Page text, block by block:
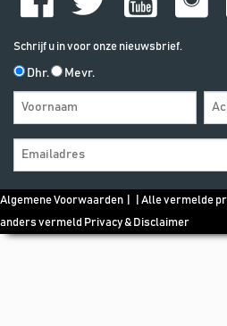
Schrijf u in voor onze nieuwsbrief.
Dhr. Mevr.
Algemene Voorwaarden | | Alle vermelde
anders vermeld Privacy & Disclaimer